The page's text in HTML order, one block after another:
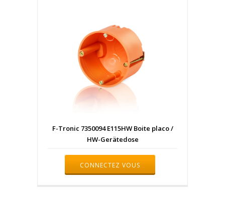
F-Tronic 7350094 E115HW Boite placo /
HW-Gerätedose
CONNECTEZ VOUS